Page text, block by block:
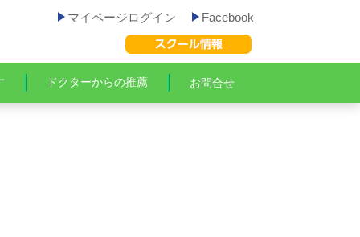
マイページログイン Facebook
ドクターからの推薦 お問合せ